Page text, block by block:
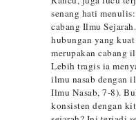
senang hati
cabang Ilmu
hubungan yang
merupakan cabang
Lebih tragis ia
ilmu nasab dengan
Ilmu Nasab, 7-8).
konsisten dengan